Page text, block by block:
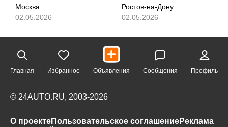
Москва
02.05.2026
Ростов-на-Дону
02.05.2026
Главная Избранное Объявления Сообщения Профиль
© 24AUTO.RU, 2003-2026
О проектеПользовательское соглашениеРеклама